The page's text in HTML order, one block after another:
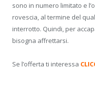
sono in numero limitato e
rovescia, al termine del
interrotto. Quindi, per
bisogna affrettarsi.
Se l’offerta ti interessa